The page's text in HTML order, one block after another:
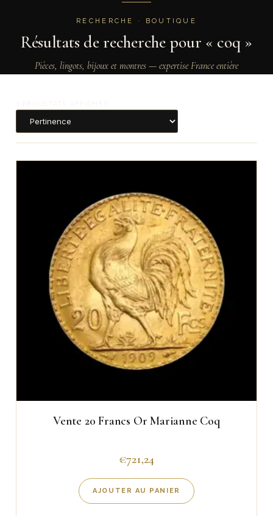
RECHERCHE · BOUTIQUE
Résultats de recherche pour « coq »
Pièces, lingots, bijoux et montres — expertise France entière
Vente 20 Francs Or Marianne Coq
€721,24
AJOUTER AU PANIER